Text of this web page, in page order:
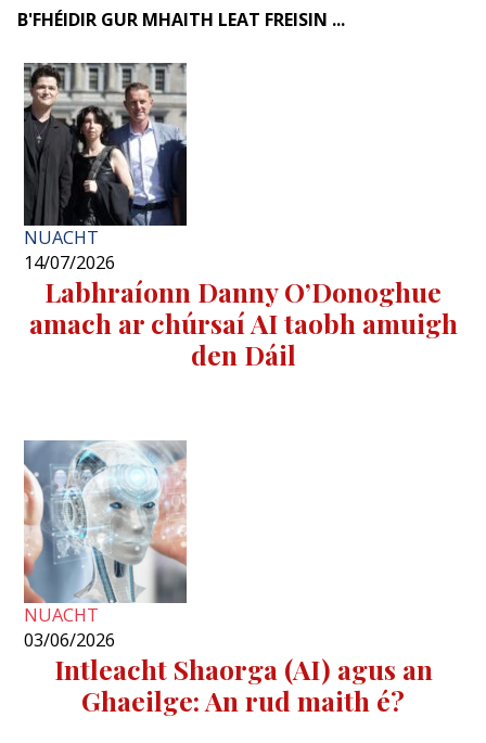
B'FHÉIDIR GUR MHAITH LEAT FREISIN ...
NUACHT
14/07/2026
Labhraíonn Danny O’Donoghue
amach ar chúrsaí AI taobh amuigh
den Dáil
NUACHT
03/06/2026
Intleacht Shaorga (AI) agus an
Ghaeilge: An rud maith é?